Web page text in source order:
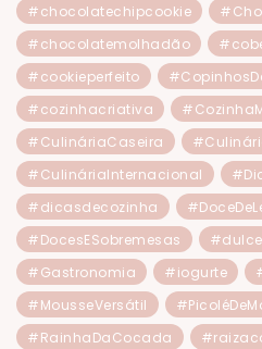
#chocolatechipcookie
#chocolatemolhadão
#cookieperfeito
#cozinhacriativa
#CulináriaCaseira
#CulináriaInternacional
#dicasdecozinha
#DocesESobremesas
#Gastronomia
#iogurte
#MousseVersátil
#RainhaDaCocada